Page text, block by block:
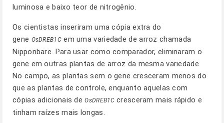
luminosa e baixo teor de nitrogênio.
Os cientistas inseriram uma cópia extra do
gene OsDREB1Cem uma variedade de arroz chamada
Nipponbare. Para usar como comparador, eliminaram o
gene em outras plantas de arroz da mesma variedade.
No campo, as plantas sem o gene cresceram menos do
que as plantas de controle, enquanto aquelas com
cópias adicionais deOsDREB1Ccresceram mais rápido e
tinham raízes mais longas.